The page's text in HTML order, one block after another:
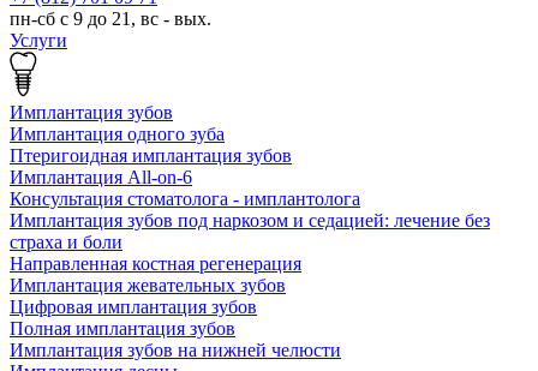
пн-сб с 9 до 21, вс - вых.
Услуги
Имплантация зубов
Имплантация одного зуба
Птеригоидная имплантация зубов
Имплантация All-on-6
Консультация стоматолога - имплантолога
Имплантация зубов под наркозом и седацией: лечение без
страха и боли
Направленная костная регенерация
Имплантация жевательных зубов
Цифровая имплантация зубов
Полная имплантация зубов
Имплантация зубов на нижней челюсти